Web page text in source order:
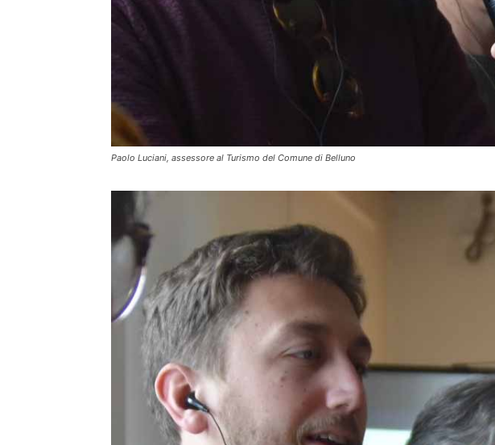
Paolo Luciani, assessore al Turismo del Comune di Belluno